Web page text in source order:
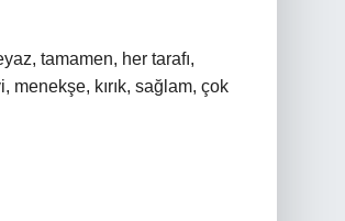
tamamen, her tarafı,
menekşe, kırık, sağlam, çok